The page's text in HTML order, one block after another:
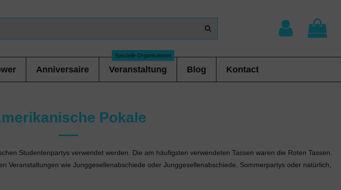
Anniversaire Veranstaltung
Spezielle Organisatoren
Blog Kontact
Pokale
Studentenpartys verwendet werden. Die am häufigsten verwendeten Tassen waren die Roten Tassen.
Veranstaltungen wie Junggesellenabschiede oder Junggesellenabschiede, Sommerpartys oder natürlich,